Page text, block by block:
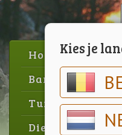
Kies je
Home
Barbecue
Tuin
Dier